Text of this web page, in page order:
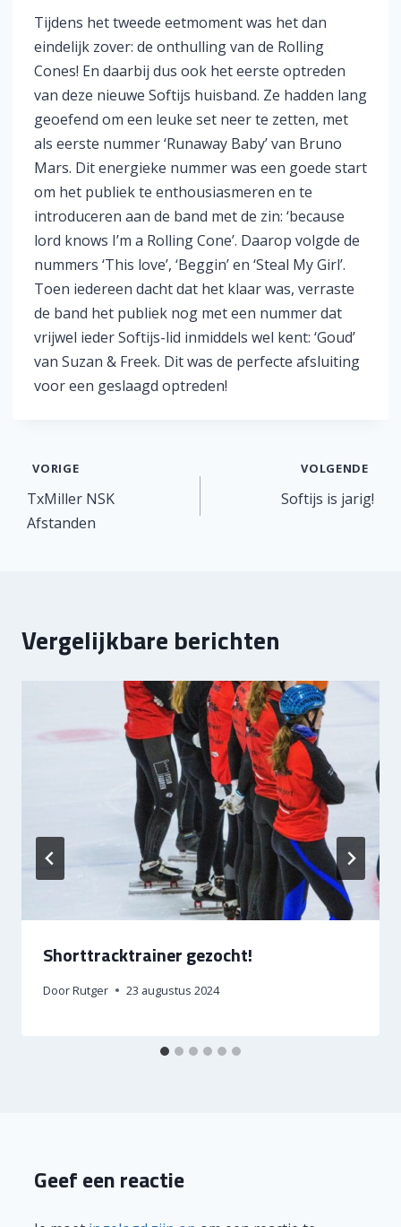
Tijdens het tweede eetmoment was het dan
eindelijk zover: de onthulling van de Rolling
Cones! En daarbij dus ook het eerste optreden
van deze nieuwe Softijs huisband. Ze hadden lang
geoefend om een leuke set neer te zetten, met
als eerste nummer ‘Runaway Baby’ van Bruno
Mars. Dit energieke nummer was een goede start
om het publiek te enthousiasmeren en te
introduceren aan de band met de zin: ‘because
lord knows I’m a Rolling Cone’. Daarop volgde de
nummers ‘This love’, ‘Beggin’ en ‘Steal My Girl’.
Toen iedereen dacht dat het klaar was, verraste
de band het publiek nog met een nummer dat
vrijwel ieder Softijs-lid inmiddels wel kent: ‘Goud’
van Suzan & Freek. Dit was de perfecte afsluiting
voor een geslaagd optreden!
Bericht
navigatie
VORIGE
TxMiller NSK
Afstanden
VOLGENDE
Softijs is jarig!
Vergelijkbare berichten
Shorttracktrainer gezocht!
DoorRutger 23 augustus 2024
Geef een reactie